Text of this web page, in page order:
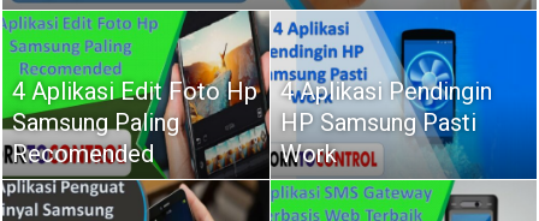
4 Aplikasi Edit Foto Hp
Samsung Paling
Recomended
4 Aplikasi Pendingin
HP Samsung Pasti
Work